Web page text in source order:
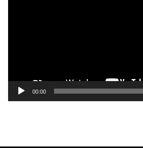
00:00